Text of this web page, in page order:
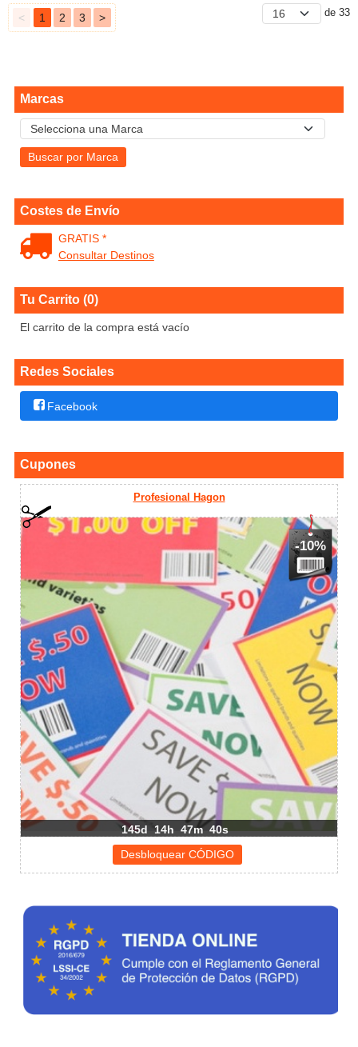
Marcas
Costes de Envío
GRATIS *
Consultar Destinos
Tu Carrito (0)
El carrito de la compra está vacío
Redes Sociales
Facebook
Cupones
Profesional Hagon
-10%
145d 14h 47m 39s
< 1 2 3 > de 33